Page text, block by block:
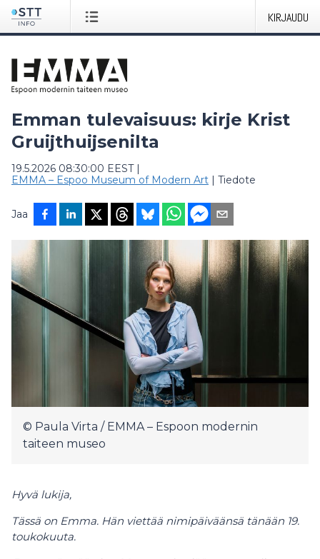
KIRJAUDU
Emman tulevaisuus: kirje Krist
Gruijthuijsenilta
19.5.2026 08:30:00 EEST|
EMMA – Espoo Museum of Modern Art | Tiedote
Jaa
© Paula Virta / EMMA – Espoon modernin
taiteen museo
Hyvä lukija,
Tässä on Emma. Hän viettää nimipäiväänsä tänään 19.
toukokuuta.